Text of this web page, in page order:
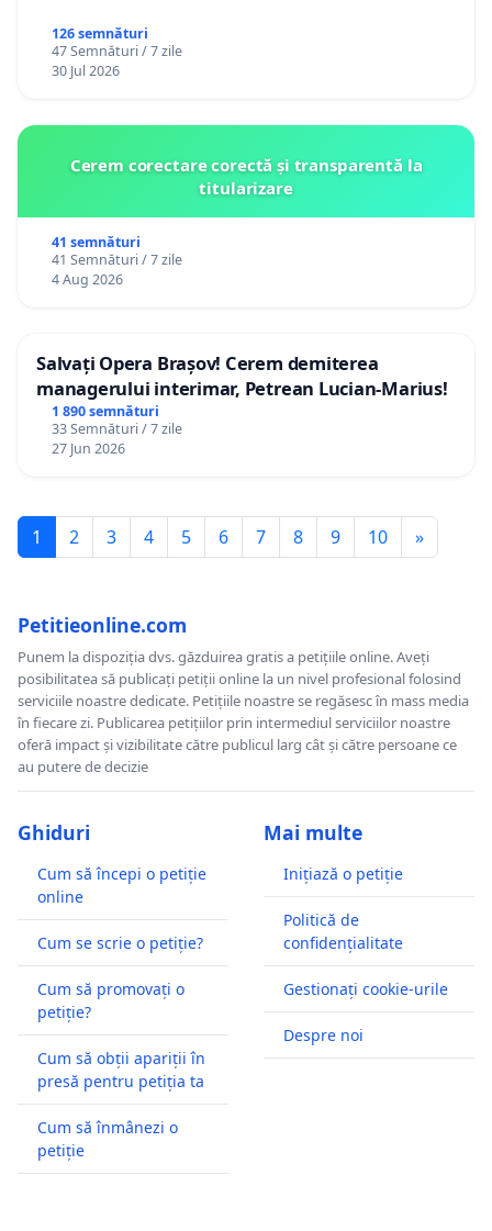
126 semnături
47 Semnături / 7 zile
30 Jul 2026
Cerem corectare corectă și transparentă la
titularizare
41 semnături
41 Semnături / 7 zile
4 Aug 2026
Salvați Opera Brașov! Cerem demiterea
managerului interimar, Petrean Lucian-Marius!
1 890 semnături
33 Semnături / 7 zile
27 Jun 2026
1 2 3 4 5 6 7 8 9 10 »
Petitieonline.com
Punem la dispoziția dvs. găzduirea gratis a petițiile online. Aveți
posibilitatea să publicați petiții online la un nivel profesional folosind
serviciile noastre dedicate. Petițiile noastre se regăsesc în mass media
în fiecare zi. Publicarea petițiilor prin intermediul serviciilor noastre
oferă impact și vizibilitate către publicul larg cât și către persoane ce
au putere de decizie
Ghiduri
Cum să începi o petiție
online
Cum se scrie o petiție?
Cum să promovați o
petiție?
Cum să obții apariții în
presă pentru petiția ta
Cum să înmânezi o
petiție
Mai multe
Inițiază o petiție
Politică de
confidențialitate
Gestionați cookie-urile
Despre noi